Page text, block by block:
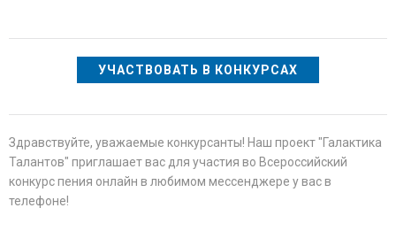
УЧАСТВОВАТЬ В КОНКУРСАХ
Здравствуйте, уважаемые конкурсанты! Наш проект "Галактика
Талантов" приглашает вас для участия во Всероссийский
конкурс пения онлайн в любимом мессенджере у вас в
телефоне!